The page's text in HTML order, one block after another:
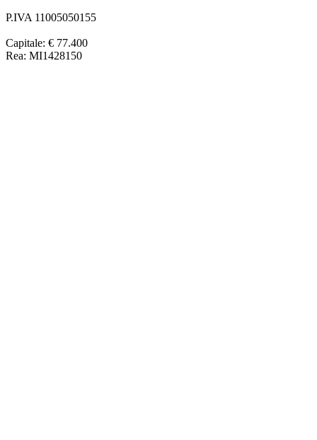
P.IVA 11005050155
Capitale: € 77.400
Rea: MI1428150